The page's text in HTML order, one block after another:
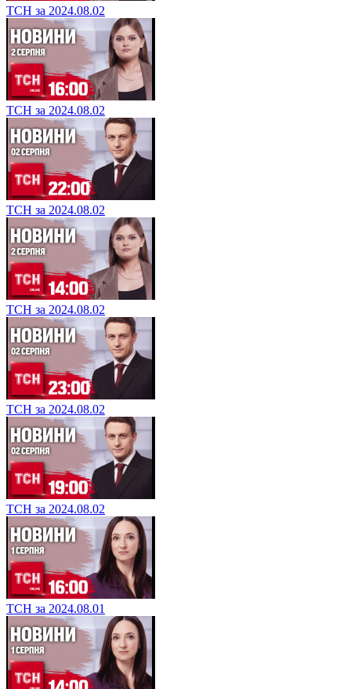
ТСН за 2024.08.02
ТСН за 2024.08.02
ТСН за 2024.08.02
ТСН за 2024.08.02
ТСН за 2024.08.02
ТСН за 2024.08.02
ТСН за 2024.08.01